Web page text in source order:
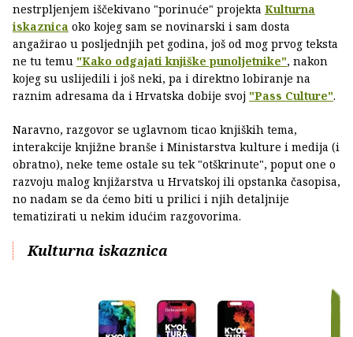
nestrpljenjem iščekivano "porinuće" projekta Kulturna
iskaznica oko kojeg sam se novinarski i sam dosta
angažirao u posljednjih pet godina, još od mog prvog teksta
ne tu temu "Kako odgajati knjiške punoljetnike", nakon
kojeg su uslijedili i još neki, pa i direktno lobiranje na
raznim adresama da i Hrvatska dobije svoj "Pass Culture".
Naravno, razgovor se uglavnom ticao knjiških tema,
interakcije knjižne branše i Ministarstva kulture i medija (i
obratno), neke teme ostale su tek "otškrinute", poput one o
razvoju malog knjižarstva u Hrvatskoj ili opstanka časopisa,
no nadam se da ćemo biti u prilici i njih detaljnije
tematizirati u nekim idućim razgovorima.
Kulturna iskaznica